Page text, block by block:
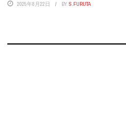
2025年8月22日 BY S.FURUTA